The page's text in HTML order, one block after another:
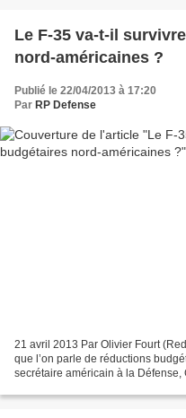
Le F-35 va-t-il
nord-américaines ?
Publié le 22/04/2013 à 17:20
Par RP Defense
21 avril 2013 Par Olivier Fourt
que l’on parle de réductions
secrétaire américain à la